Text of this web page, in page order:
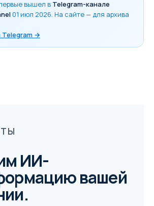
вышел в Telegram-канале
01 июл 2026. На сайте — для архива
Telegram →
ИИ-
вашей